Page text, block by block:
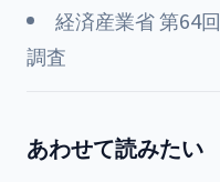
経済産業省 第64
調査
あわせて読みたい